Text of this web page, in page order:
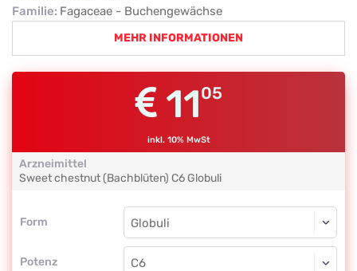
Familie: Fagaceae - Buchengewächse
MEHR INFORMATIONEN
1105
inkl. 10% MwSt
Arzneimittel
Sweet chestnut (Bachblüten) C6 Globuli
Form
Form
Potenz
Globuli
C6